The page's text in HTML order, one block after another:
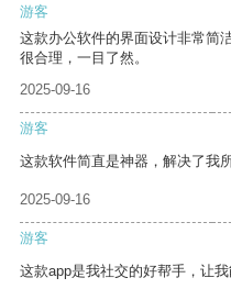
游客
这款办公软件的界面设计非常简
很合理，一目了然。
2025-09-16
游客
这款软件简直是神器，解决了我
2025-09-16
游客
这款app是我社交的好帮手，让